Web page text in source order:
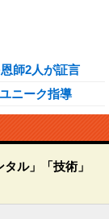
師2人が証言
ニーク指導
ル」「技術」